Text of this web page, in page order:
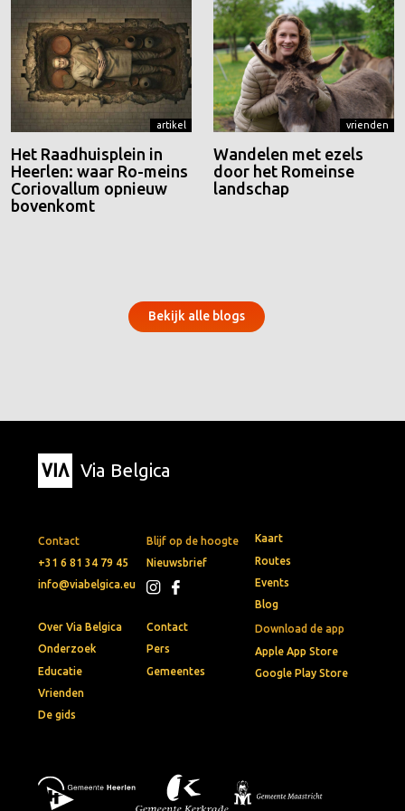
artikel
Het Raadhuisplein in
Heerlen: waar Ro-meins
Coriovallum opnieuw
bovenkomt
vrienden
Wandelen met ezels
door het Romeinse
landschap
Bekijk alle blogs
Via Belgica
Contact
+31 6 81 34 79 45
info@viabelgica.eu
Blijf op de hoogte
Nieuwsbrief
Download de app
Apple App Store
Google Play Store
Kaart
Routes
Events
Blog
Over Via Belgica
Onderzoek
Educatie
Vrienden
De gids
Contact
Pers
Gemeentes